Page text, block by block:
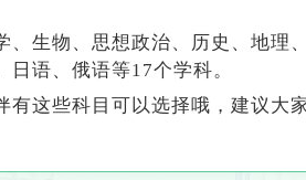
、生物、思想政治、历史、地理
语、俄语等17个学科。
有这些科目可以选择哦，建议大